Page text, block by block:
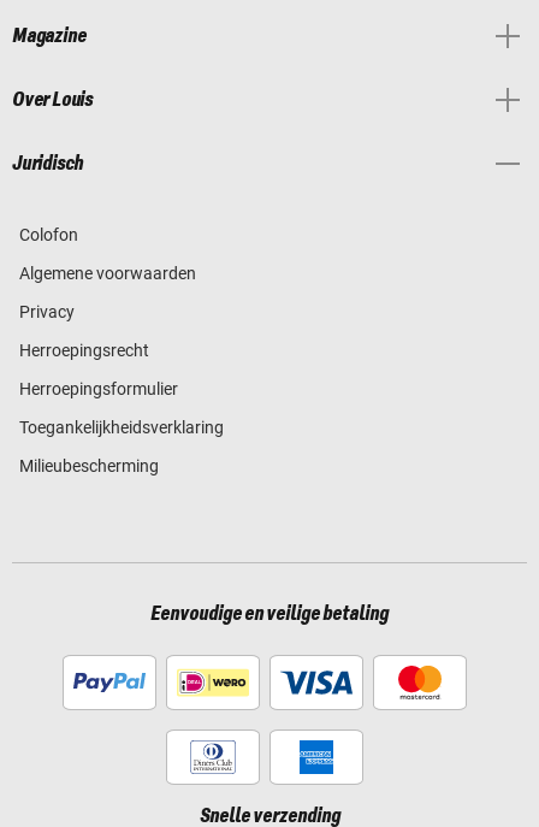
Magazine
Over Louis
Juridisch
Colofon
Algemene voorwaarden
Privacy
Herroepingsrecht
Herroepingsformulier
Toegankelijkheidsverklaring
Milieubescherming
Eenvoudige en veilige betaling
Snelle verzending